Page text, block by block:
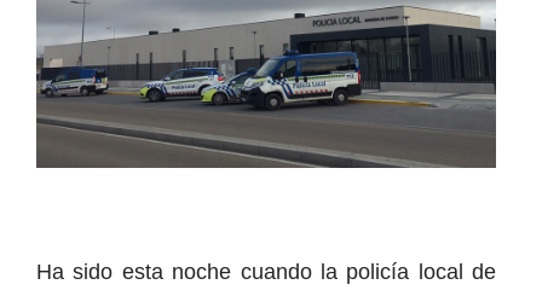
Ha sido esta noche cuando la policía local de